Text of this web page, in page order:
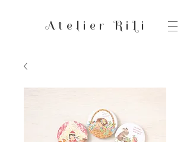
Atelier RiLi